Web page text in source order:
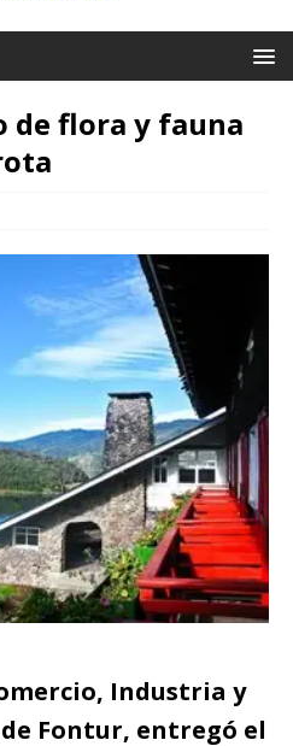
de flora y fauna
Industria y
Fontur, entregó el